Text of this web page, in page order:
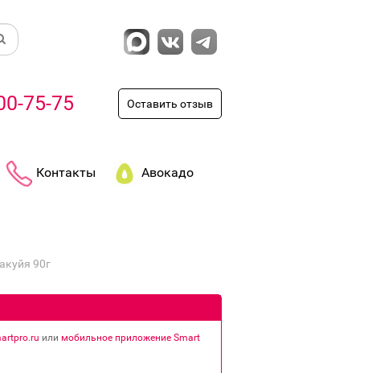
75-75 Оставить отзыв
Контакты Авокадо
90г
или мобильное приложение Smart